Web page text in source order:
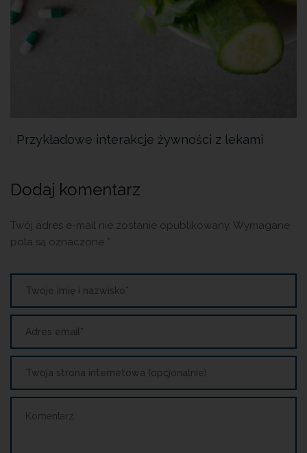
Przykładowe interakcje żywności z lekami
Dodaj komentarz
Twój adres e-mail nie zostanie opublikowany. Wymagane
pola są oznaczone *